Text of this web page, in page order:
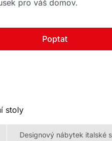
pro váš domov.
Poptat
stoly
Designový nábytek italské